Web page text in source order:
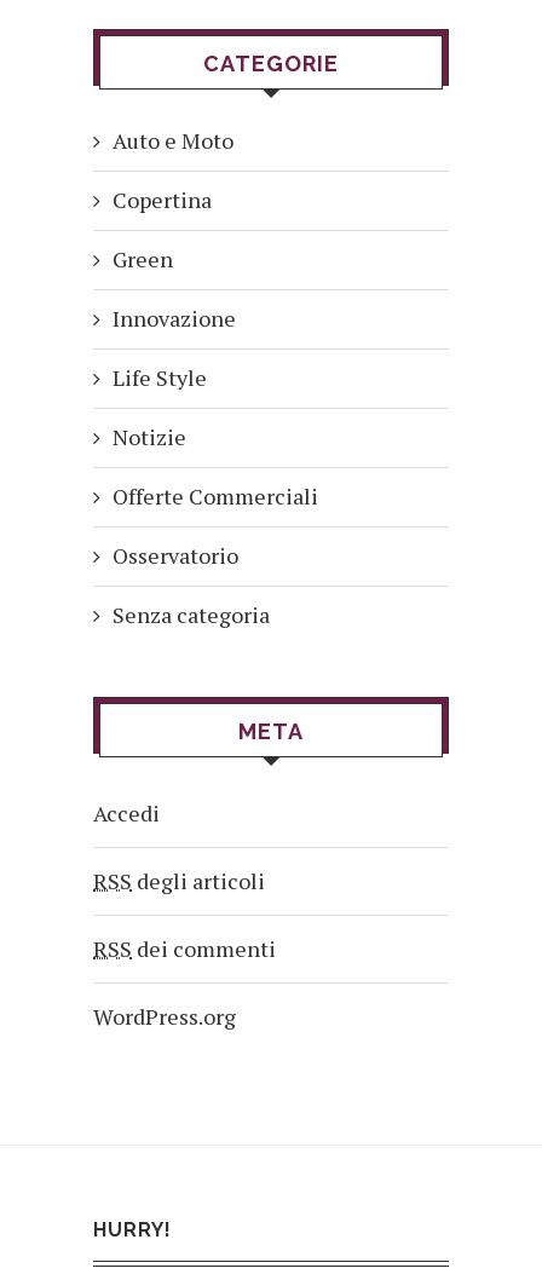
CATEGORIE
Auto e Moto
Copertina
Green
Innovazione
Life Style
Notizie
Offerte Commerciali
Osservatorio
Senza categoria
META
Accedi
RSS degli articoli
RSS dei commenti
WordPress.org
HURRY!